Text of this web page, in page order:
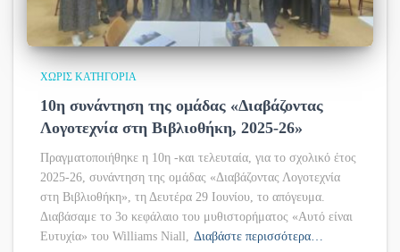
ΧΩΡΊΣ ΚΑΤΗΓΟΡΊΑ
10η συνάντηση της ομάδας «Διαβάζοντας
Λογοτεχνία στη Βιβλιοθήκη, 2025-26»
Πραγματοποιήθηκε η 10η -και τελευταία, για το σχολικό έτος
2025-26, συνάντηση της ομάδας «Διαβάζοντας Λογοτεχνία
στη Βιβλιοθήκη», τη Δευτέρα 29 Ιουνίου, το απόγευμα.
Διαβάσαμε το 3ο κεφάλαιο του μυθιστορήματος «Αυτό είναι
Ευτυχία» του Williams Niall,
Διαβάστε περισσότερα…